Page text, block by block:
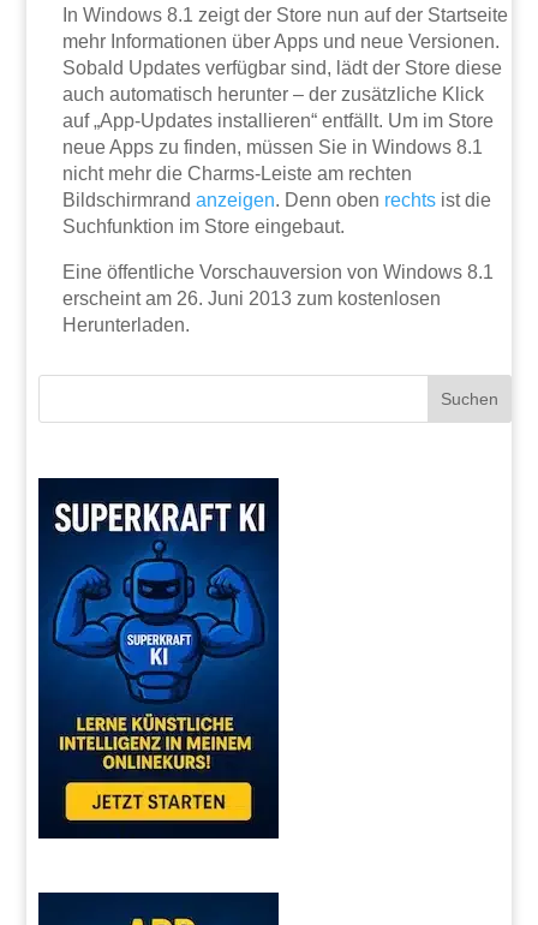
In Windows 8.1 zeigt der Store nun auf der Startseite
mehr Informationen über Apps und neue Versionen.
Sobald Updates verfügbar sind, lädt der Store diese
auch automatisch herunter – der zusätzliche Klick
auf „App-Updates installieren“ entfällt. Um im Store
neue Apps zu finden, müssen Sie in Windows 8.1
nicht mehr die Charms-Leiste am rechten
Bildschirmrandanzeigen. Denn oben rechts ist die
Suchfunktion im Store eingebaut.
Eine öffentliche Vorschauversion von Windows 8.1
erscheint am 26. Juni 2013 zum kostenlosen
Herunterladen.